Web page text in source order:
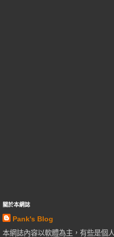
關於本網誌
Pank's Blog
本網誌內容以軟體為主，有些是個